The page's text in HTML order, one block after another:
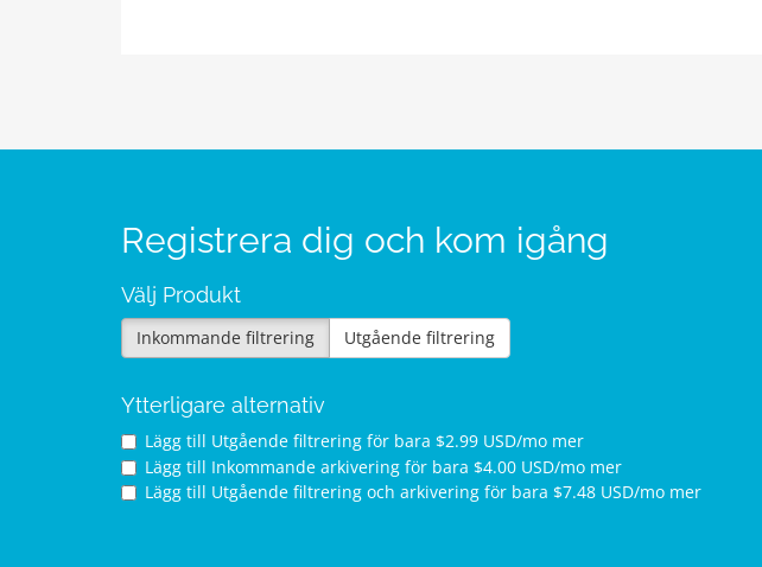
Registrera dig och kom igång
Välj Produkt
Inkommande filtrering Utgående filtrering
Ytterligare alternativ
Lägg till Utgående filtrering för bara $2.99 USD/mo mer
Lägg till Inkommande arkivering för bara $4.00 USD/mo mer
Lägg till Utgående filtrering och arkivering för bara $7.48 USD/mo mer